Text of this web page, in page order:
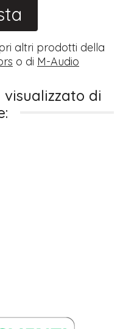
altri prodotti della
o di M-Audio
di